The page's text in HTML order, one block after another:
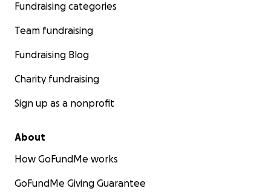
Fundraising categories
Team fundraising
Fundraising Blog
Charity fundraising
Sign up as a nonprofit
About
How GoFundMe works
GoFundMe Giving Guarantee